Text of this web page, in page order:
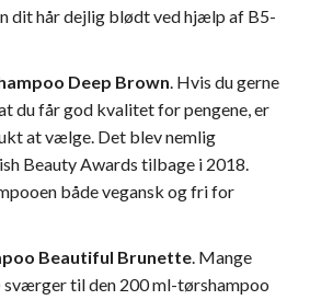
dit hår dejlig blødt ved hjælp af B5-
Deep Brown. Hvis du gerne
du får god kvalitet for pengene, er
at vælge. Det blev nemlig
Beauty Awards tilbage i 2018.
både vegansk og fri for
Beautiful Brunette. Mange
til den 200 ml-tørshampoo